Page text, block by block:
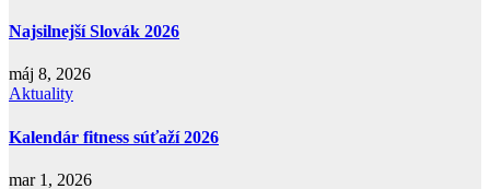
Najsilnejší Slovák 2026
máj 8, 2026
Aktuality
Kalendár fitness súťaží 2026
mar 1, 2026